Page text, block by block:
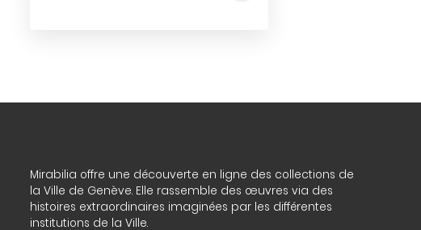
Mirabilia offre une découverte en ligne des collections de
la Ville de Genève. Elle rassemble des œuvres via des
histoires extraordinaires imaginées par les différentes
institutions de la Ville.